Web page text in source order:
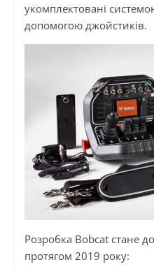
укомплектовані
допомогою джойстиків.
Розробка Bobcat стане
протягом 2019 року: